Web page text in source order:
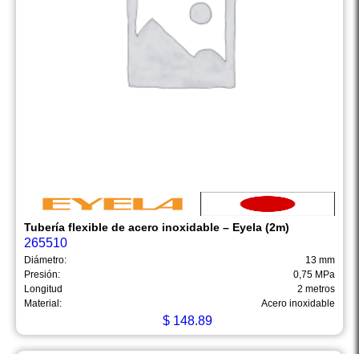
Tubería flexible de acero inoxidable – Eyela (2m)
265510
Diámetro:
13 mm
Presión:
0,75 MPa
Longitud
2 metros
Material:
Acero inoxidable
$ 148.89